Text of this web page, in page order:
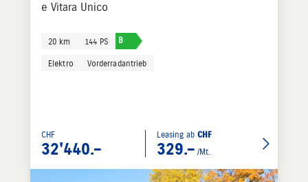
e Vitara Unico
20 km 144 PS B
Elektro Vorderradantrieb
CHF
32'440.–
Leasing ab CHF
329.– /Mt.